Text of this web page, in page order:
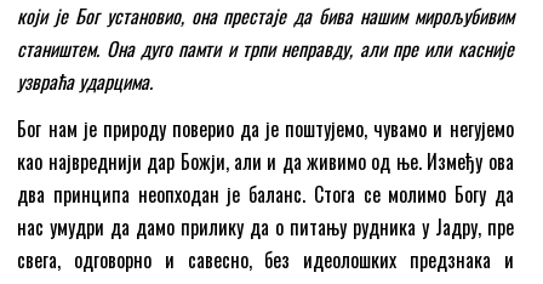
који је Бог установио, она престаје да бива нашим мирољубивим
стаништем. Она дуго памти и трпи неправду, али пре или касније
узвраћа ударцима.
Бог нам је природу поверио да је поштујемо, чувамо и негујемо
као највреднији дар Божји, али и да живимо од ње. Између ова
два принципа неопходан је баланс. Стога се молимо Богу да
нас умудри да дамо прилику да о питању рудника у Јадру, пре
свега, одговорно и савесно, без идеолошких предзнака и